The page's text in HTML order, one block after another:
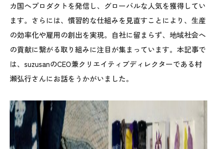
カ国へプロダクトを発信し、グローバルな人気を獲得してい
ます。さらには、慣習的な仕組みを見直すことにより、生産
の効率化や雇用の創出を実現。自社に留まらず、地域社会へ
の貢献に繋がる取り組みに注目が集まっています。本記事で
は、suzusanのCEO兼クリエイティブディレクターである村
瀬弘行さんにお話をうかがいました。